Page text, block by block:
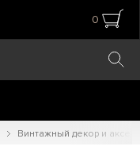
0
Винтажный декор и